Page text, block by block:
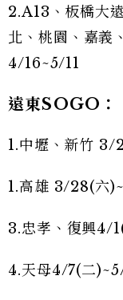
2.A13、板橋大
北、桃園、嘉義
4/16~5/11
遠東SOGO：
1.中壢、新竹
1.高雄 3/28(六
3.忠孝、復興4/
4.天母4/7(二